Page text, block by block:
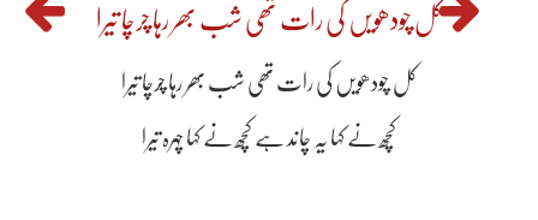
کل چودھویں کی رات تھی شب بھر رہا چرچا تیرا
کل چودھویں کی رات تھی شب بھر رہا چرچا تیرا
کچھ نے کہا یہ چاند ہے کچھ نے کہا چہرہ تیرا